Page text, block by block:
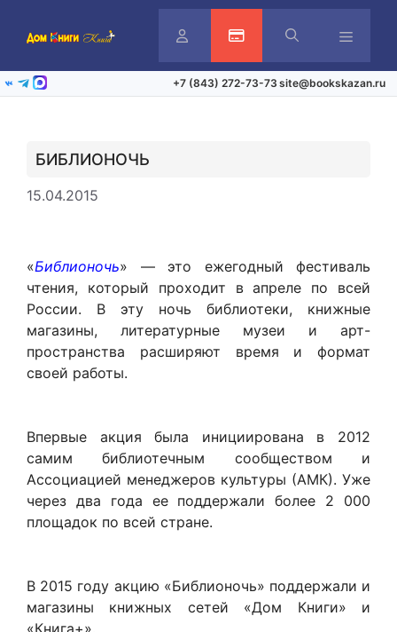
ЛичныйАктивация карты
ВКонтакте
Telegram
Max +7 (843) 272-73-73 site@bookskazan.ru
БИБЛИОНОЧЬ
15.04.2015
«Библионочь» — это ежегодный фестиваль
чтения, который проходит в апреле по всей
России. В эту ночь библиотеки, книжные
магазины, литературные музеи и арт-
пространства расширяют время и формат
своей работы.
Впервые акция была инициирована в 2012
самим библиотечным сообществом и
Ассоциацией менеджеров культуры (АМК). Уже
через два года ее поддержали более 2 000
площадок по всей стране.
В 2015 году акцию «Библионочь» поддержали и
магазины книжных сетей «Дом Книги» и
«Книга+».